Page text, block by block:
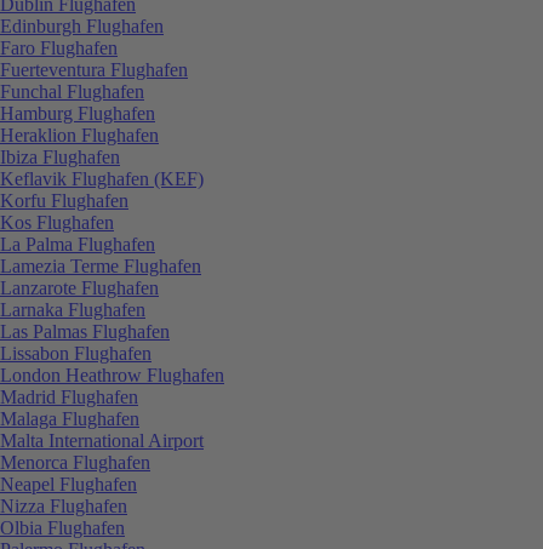
Edinburgh Flughafen
Faro Flughafen
Fuerteventura Flughafen
Funchal Flughafen
Hamburg Flughafen
Heraklion Flughafen
Ibiza Flughafen
Keflavik Flughafen (KEF)
Korfu Flughafen
Kos Flughafen
La Palma Flughafen
Lamezia Terme Flughafen
Lanzarote Flughafen
Larnaka Flughafen
Las Palmas Flughafen
Lissabon Flughafen
London Heathrow Flughafen
Madrid Flughafen
Malaga Flughafen
Malta International Airport
Menorca Flughafen
Neapel Flughafen
Nizza Flughafen
Olbia Flughafen